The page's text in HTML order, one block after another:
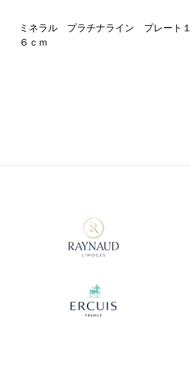
ミネラル プラチナライン プレート１
６ｃｍ